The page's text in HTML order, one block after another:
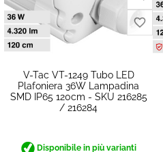
V-Tac VT-1249 Tubo LED
Plafoniera 36W Lampadina
SMD IP65 120cm - SKU 216285
/ 216284
Disponibile in più varianti